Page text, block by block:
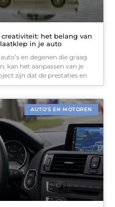
het belang van
in je auto
en degenen die graag
kan het aanpassen van je
zijn dat de prestaties en
AUTO’S EN MOTOREN